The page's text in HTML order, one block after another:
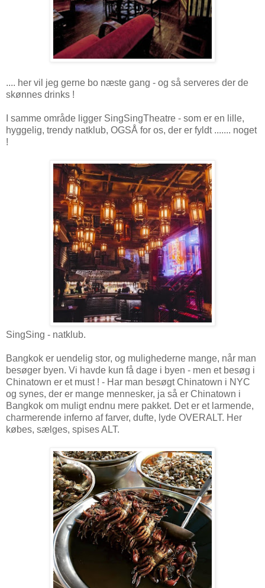
.... her vil jeg gerne bo næste gang - og så serveres der de
skønnes drinks !
I samme område ligger SingSingTheatre - som er en lille,
hyggelig, trendy natklub, OGSÅ for os, der er fyldt ....... noget
!
SingSing - natklub.
Bangkok er uendelig stor, og mulighederne mange, når man
besøger byen. Vi havde kun få dage i byen - men et besøg i
Chinatown er et must ! - Har man besøgt Chinatown i NYC
og synes, der er mange mennesker, ja så er Chinatown i
Bangkok om muligt endnu mere pakket. Det er et larmende,
charmerende inferno af farver, dufte, lyde OVERALT. Her
købes, sælges, spises ALT.